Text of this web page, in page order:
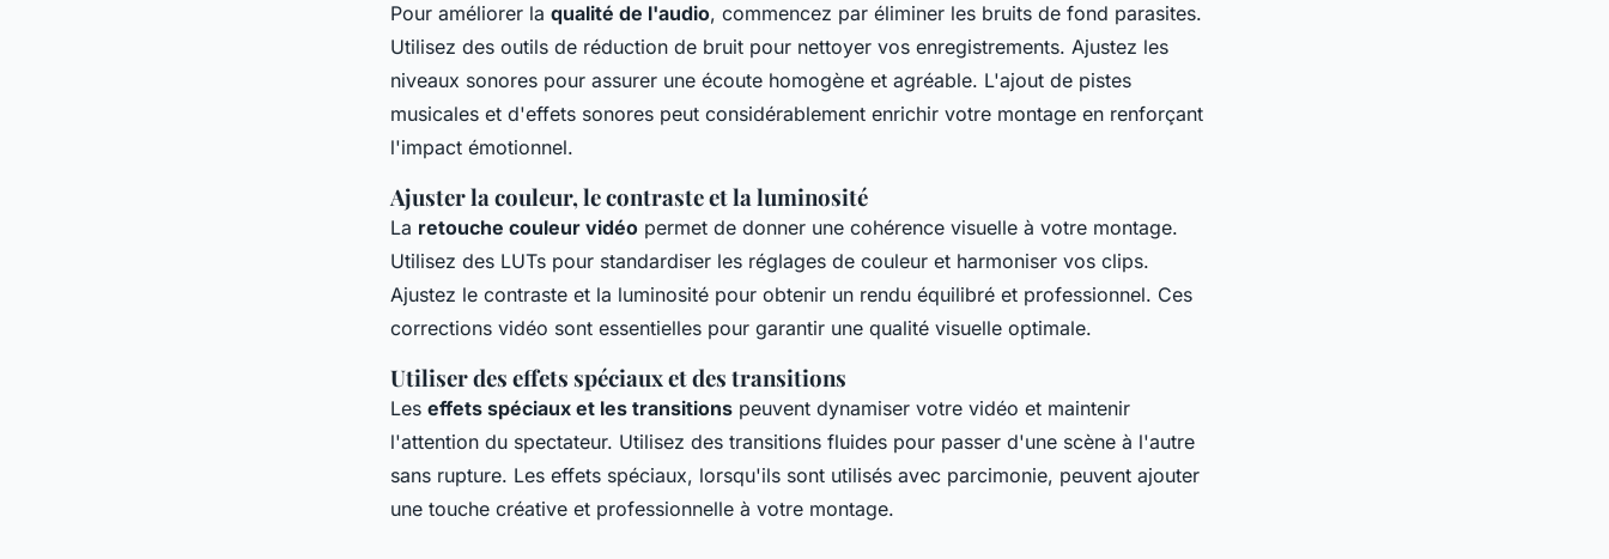
Pour améliorer la qualité de l'audio, commencez par éliminer les bruits de fond parasites.
Utilisez des outils de réduction de bruit pour nettoyer vos enregistrements. Ajustez les
niveaux sonores pour assurer une écoute homogène et agréable. L'ajout de pistes
musicales et d'effets sonores peut considérablement enrichir votre montage en renforçant
l'impact émotionnel.
Ajuster la couleur, le contraste et la luminosité
La retouche couleur vidéo permet de donner une cohérence visuelle à votre montage.
Utilisez des LUTs pour standardiser les réglages de couleur et harmoniser vos clips.
Ajustez le contraste et la luminosité pour obtenir un rendu équilibré et professionnel. Ces
corrections vidéo sont essentielles pour garantir une qualité visuelle optimale.
Utiliser des effets spéciaux et des transitions
Les effets spéciaux et les transitions peuvent dynamiser votre vidéo et maintenir
l'attention du spectateur. Utilisez des transitions fluides pour passer d'une scène à l'autre
sans rupture. Les effets spéciaux, lorsqu'ils sont utilisés avec parcimonie, peuvent ajouter
une touche créative et professionnelle à votre montage.